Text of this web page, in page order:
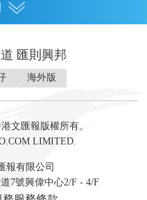
財評 數字經濟
經湋論
匯則興邦
海外版
文匯報版權所有。
LIMITED.
報有限公司
7號興偉中心2/F - 4/F